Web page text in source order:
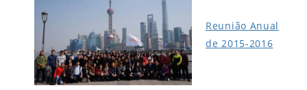
Reunião Anual
de 2015-2016